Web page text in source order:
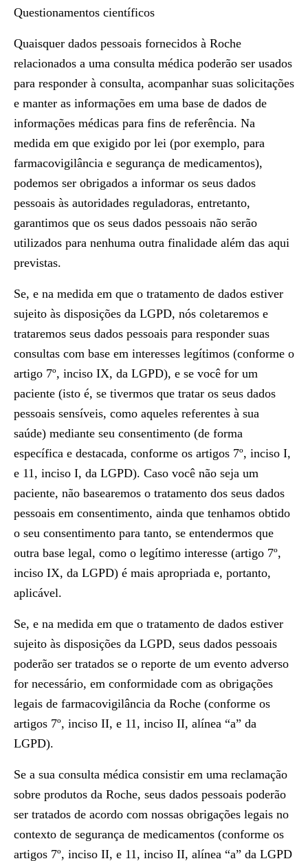
Questionamentos científicos
Quaisquer dados pessoais fornecidos à Roche
relacionados a uma consulta médica poderão ser usados
​​para responder à consulta, acompanhar suas solicitações
e manter as informações em uma base de dados de
informações médicas para fins de referência. Na
medida em que exigido por lei (por exemplo, para
farmacovigilância e segurança de medicamentos),
podemos ser obrigados a informar os seus dados
pessoais às autoridades reguladoras, entretanto,
garantimos que os seus dados pessoais não serão
utilizados para nenhuma outra finalidade além das aqui
previstas.
Se, e na medida em que o tratamento de dados estiver
sujeito às disposições da LGPD, nós coletaremos e
trataremos seus dados pessoais para responder suas
consultas com base em interesses legítimos (conforme o
artigo 7º, inciso IX, da LGPD), e se você for um
paciente (isto é, se tivermos que tratar os seus dados
pessoais sensíveis, como aqueles referentes à sua
saúde) mediante seu consentimento (de forma
específica e destacada, conforme os artigos 7º, inciso I,
e 11, inciso I, da LGPD). Caso você não seja um
paciente, não basearemos o tratamento dos seus dados
pessoais em consentimento, ainda que tenhamos obtido
o seu consentimento para tanto, se entendermos que
outra base legal, como o legítimo interesse (artigo 7º,
inciso IX, da LGPD) é mais apropriada e, portanto,
aplicável.
Se, e na medida em que o tratamento de dados estiver
sujeito às disposições da LGPD, seus dados pessoais
poderão ser tratados se o reporte de um evento adverso
for necessário, em conformidade com as obrigações
legais de farmacovigilância da Roche (conforme os
artigos 7º, inciso II, e 11, inciso II, alínea “a” da
LGPD).
Se a sua consulta médica consistir em uma reclamação
sobre produtos da Roche, seus dados pessoais poderão
ser tratados de acordo com nossas obrigações legais no
contexto de segurança de medicamentos (conforme os
artigos 7º, inciso II, e 11, inciso II, alínea “a” da LGPD